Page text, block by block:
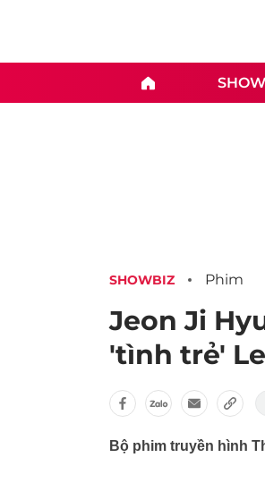
SHOWBIZ Phim
Jeon Ji
'tình trẻ'
Bộ phim truyền hình